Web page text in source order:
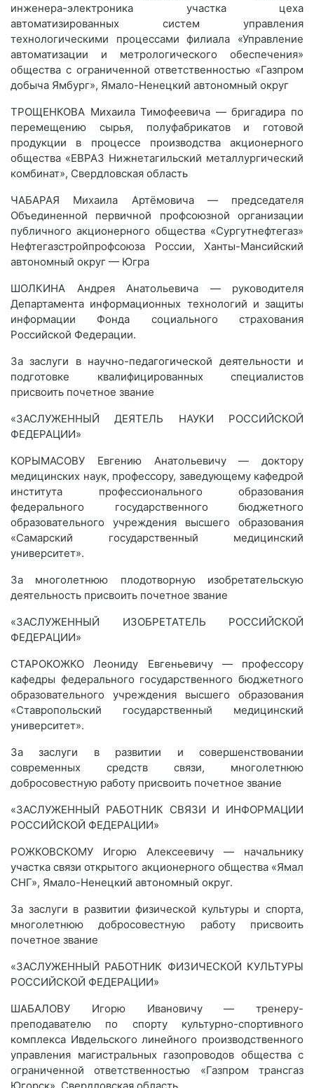
инженера-электроника участка цеха
автоматизированных систем управления
технологическими процессами филиала «Управление
автоматизации и метрологического обеспечения»
общества с ограниченной ответственностью «Газпром
добыча Ямбург», Ямало-Ненецкий автономный округ
ТРОЩЕНКОВА Михаила Тимофеевича — бригадира по
перемещению сырья, полуфабрикатов и готовой
продукции в процессе производства акционерного
общества «ЕВРАЗ Нижнетагильский металлургический
комбинат», Свердловская область
ЧАБАРАЯ Михаила Артёмовича — председателя
Объединенной первичной профсоюзной организации
публичного акционерного общества «Сургутнефтегаз»
Нефтегазстройпрофсоюза России, Ханты-Мансийский
автономный округ — Югра
ШОЛКИНА Андрея Анатольевича — руководителя
Департамента информационных технологий и защиты
информации Фонда социального страхования
Российской Федерации.
За заслуги в научно-педагогической деятельности и
подготовке квалифицированных специалистов
присвоить почетное звание
«ЗАСЛУЖЕННЫЙ ДЕЯТЕЛЬ НАУКИ РОССИЙСКОЙ
ФЕДЕРАЦИИ»
КОРЫМАСОВУ Евгению Анатольевичу — доктору
медицинских наук, профессору, заведующему кафедрой
института профессионального образования
федерального государственного бюджетного
образовательного учреждения высшего образования
«Самарский государственный медицинский
университет».
За многолетнюю плодотворную изобретательскую
деятельность присвоить почетное звание
«ЗАСЛУЖЕННЫЙ ИЗОБРЕТАТЕЛЬ РОССИЙСКОЙ
ФЕДЕРАЦИИ»
СТАРОКОЖКО Леониду Евгеньевичу — профессору
кафедры федерального государственного бюджетного
образовательного учреждения высшего образования
«Ставропольский государственный медицинский
университет».
За заслуги в развитии и совершенствовании
современных средств связи, многолетнюю
добросовестную работу присвоить почетное звание
«ЗАСЛУЖЕННЫЙ РАБОТНИК СВЯЗИ И ИНФОРМАЦИИ
РОССИЙСКОЙ ФЕДЕРАЦИИ»
РОЖКОВСКОМУ Игорю Алексеевичу — начальнику
участка связи открытого акционерного общества «Ямал
СНГ», Ямало-Ненецкий автономный округ.
За заслуги в развитии физической культуры и спорта,
многолетнюю добросовестную работу присвоить
почетное звание
«ЗАСЛУЖЕННЫЙ РАБОТНИК ФИЗИЧЕСКОЙ КУЛЬТУРЫ
РОССИЙСКОЙ ФЕДЕРАЦИИ»
ШАБАЛОВУ Игорю Ивановичу — тренеру-
преподавателю по спорту культурно-спортивного
комплекса Ивдельского линейного производственного
управления магистральных газопроводов общества с
ограниченной ответственностью «Газпром трансгаз